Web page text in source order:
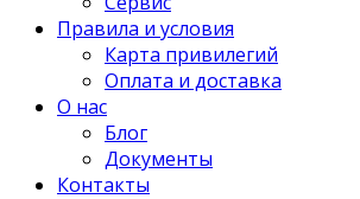
Правила и условия
Карта привилегий
Оплата и доставка
О нас
Блог
Документы
Контакты